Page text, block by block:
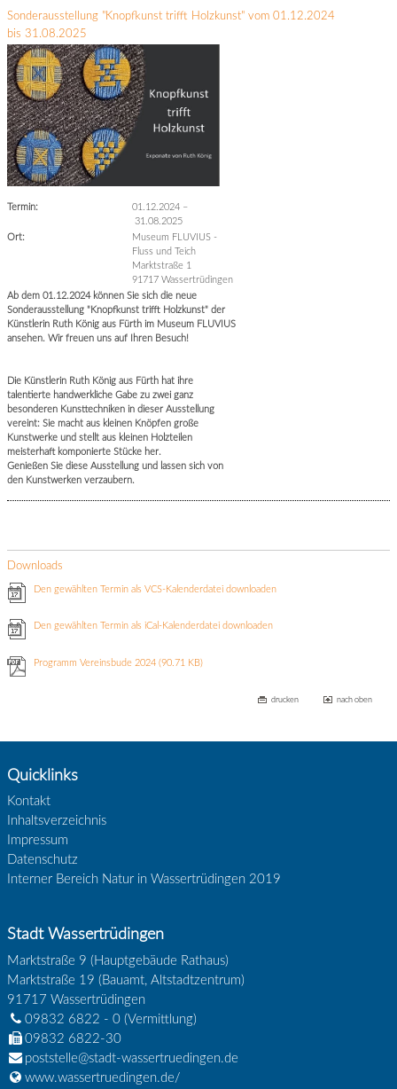
Sonderausstellung "Knopfkunst trifft Holzkunst" vom 01.12.2024
bis 31.08.2025
Termin: 01.12.2024 –
31.08.2025
Ort:
Museum FLUVIUS -
Fluss und Teich
Marktstraße 1
91717 Wassertrüdingen
Ab dem 01.12.2024 können Sie sich die neue
Sonderausstellung "Knopfkunst trifft Holzkunst" der
Künstlerin Ruth König aus Fürth im Museum FLUVIUS
ansehen. Wir freuen uns auf Ihren Besuch!
Die Künstlerin Ruth König aus Fürth hat ihre
talentierte handwerkliche Gabe zu zwei ganz
besonderen Kunsttechniken in dieser Ausstellung
vereint: Sie macht aus kleinen Knöpfen große
Kunstwerke und stellt aus kleinen Holzteilen
meisterhaft komponierte Stücke her.
Genießen Sie diese Ausstellung und lassen sich von
den Kunstwerken verzaubern.
Downloads
Den gewählten Termin als VCS-Kalenderdatei downloaden
Den gewählten Termin als iCal-Kalenderdatei downloaden
Programm Vereinsbude 2024(90.71 KB)
drucken nach oben
Quicklinks
Kontakt
Inhaltsverzeichnis
Impressum
Datenschutz
Interner Bereich Natur in Wassertrüdingen 2019
Stadt Wassertrüdingen
Marktstraße 9 (Hauptgebäude Rathaus)
Marktstraße 19 (Bauamt, Altstadtzentrum)
91717 Wassertrüdingen
09832 6822 - 0(Vermittlung)
09832 6822-30
poststelle@stadt-wassertruedingen.de
www.wassertruedingen.de/